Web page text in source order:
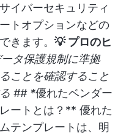
イバーセキュリティ
トオプションなどの
きます。 💡 プロのヒ
タ保護規制に準拠
ことを確認すること
## *優れたベンダー
ートとは？** 優れた
テンプレートは、明